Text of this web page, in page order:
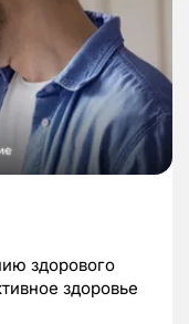
здорового
здоровье